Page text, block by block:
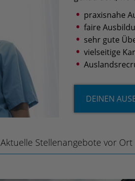
praxisnahe
faire
sehr gute
vielseitige
DEINEN
Aktuelle Stellenangebote vor Ort